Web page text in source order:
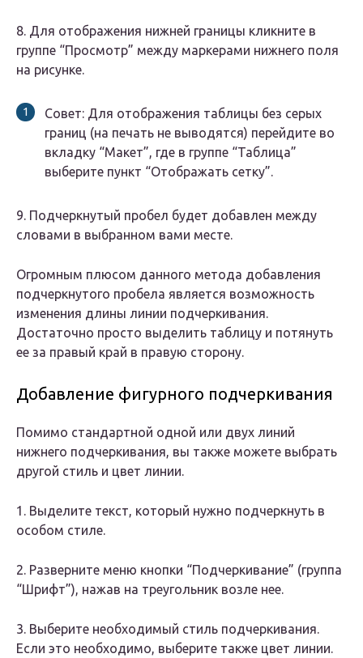
8. Для отображения нижней границы кликните в
группе “Просмотр” между маркерами нижнего поля
на рисунке.
Совет: Для отображения таблицы без серых
границ (на печать не выводятся) перейдите во
вкладку “Макет”, где в группе “Таблица”
выберите пункт “Отображать сетку”.
9. Подчеркнутый пробел будет добавлен между
словами в выбранном вами месте.
Огромным плюсом данного метода добавления
подчеркнутого пробела является возможность
изменения длины линии подчеркивания.
Достаточно просто выделить таблицу и потянуть
ее за правый край в правую сторону.
Добавление фигурного подчеркивания
Помимо стандартной одной или двух линий
нижнего подчеркивания, вы также можете выбрать
другой стиль и цвет линии.
1. Выделите текст, который нужно подчеркнуть в
особом стиле.
2. Разверните меню кнопки “Подчеркивание” (группа
“Шрифт”), нажав на треугольник возле нее.
3. Выберите необходимый стиль подчеркивания.
Если это необходимо, выберите также цвет линии.